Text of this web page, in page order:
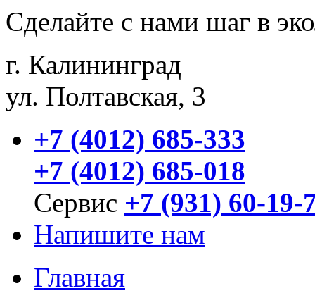
Сделайте с нами шаг в
г. Калининград
ул. Полтавская, 3
+7 (4012) 685-333
+7 (4012) 685-018
Сервис +7 (931) 60-19-
Напишите нам
Главная